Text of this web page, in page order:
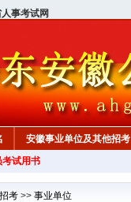
事考试网
安徽事业单位及其他招考
试用书
考 >> 事业单位